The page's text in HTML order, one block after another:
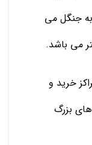
جنگل می
خرید و
بزرگ